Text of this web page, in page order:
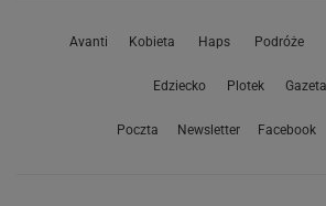
Avanti Kobieta Haps Podróże
Edziecko Plotek
Poczta Newsletter Facebook